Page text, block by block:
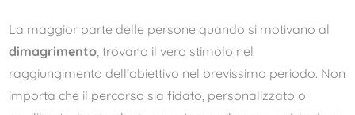
La maggior parte delle persone quando si motivano al
dimagrimento, trovano il vero stimolo nel
raggiungimento dell’obiettivo nel brevissimo periodo. Non
importa che il percorso sia fidato, personalizzato o